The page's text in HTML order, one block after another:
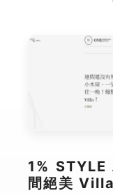
1%
間絕美 Villa